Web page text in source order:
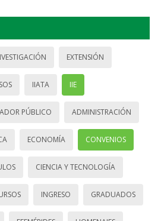
EXTENSIÓN
IIATA IIE
PÚBLICO ADMINISTRACIÓN
ECONOMÍA CONVENIOS
CIENCIA Y TECNOLOGÍA
INGRESO GRADUADOS